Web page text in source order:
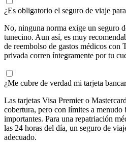
¿Es obligatorio el seguro de viaje
No, ninguna norma exige un seguro
tunecino. Aun así, es muy
de reembolso de gastos médicos con
privada corren íntegramente por tu
¿Me cubre de verdad mi tarjeta
Las tarjetas Visa Premier o
cobertura, pero con límites a menudo
importantes. Para una repatriación
las 24 horas del día, un seguro de
adecuado.